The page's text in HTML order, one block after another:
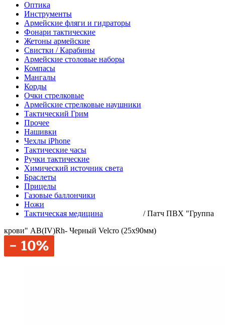
Оптика
Инструменты
Армейские фляги и гидраторы
Фонари тактические
Жетоны армейские
Свистки / Карабины
Армейские столовые наборы
Компасы
Мангалы
Корды
Очки стрелковые
Армейские стрелковые наушники
Тактический Грим
Прочее
Нашивки
Чехлы iPhone
Тактические часы
Ручки тактические
Химический источник света
Браслеты
Прицелы
Газовые баллончики
Ножи
Тактическая медицина
/Патч ПВХ "Группа
крови" AB(IV)Rh- Черный Velcro (25х90мм)